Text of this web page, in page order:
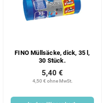
FINO Müllsäcke, dick, 35 l,
30 Stück.
4,50 € ohne MwSt.
5,40 €